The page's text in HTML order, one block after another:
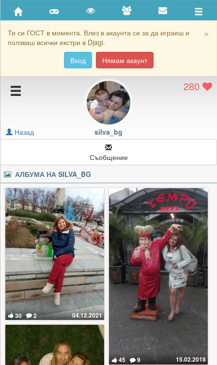
×
Ти си ГОСТ в момента. Влез в акаунта си за да играеш и
ползваш всички екстри в Djagi.
Вход
Нямам акаунт
Приятели
Хронология на игри
Подаръците на silva_bg
Картичките на silva_bg
Блокирай silva_bg
280
silva_bg
Назад
Съобщение
АЛБУМА НА SILVA_BG
30 2 04.12.2021
45 9 15.02.2018